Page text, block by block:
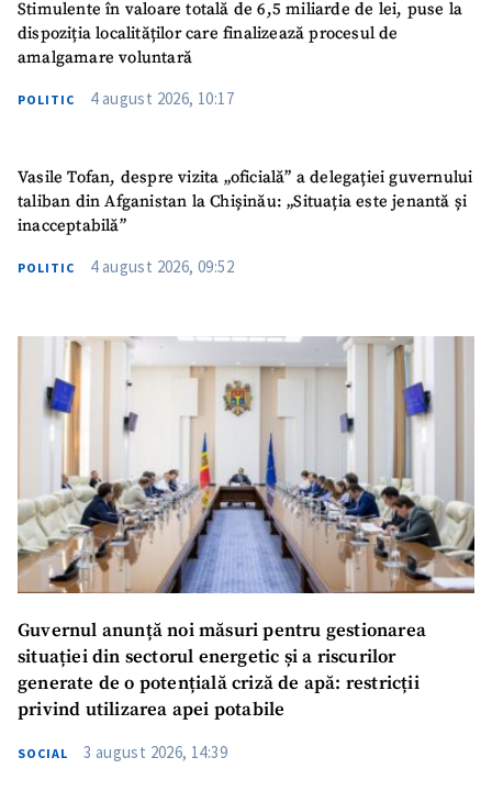
Stimulente în valoare totală de 6,5 miliarde de lei, puse la
dispoziția localităților care finalizează procesul de
amalgamare voluntară
POLITIC 4 august 2026, 10:17
Vasile Tofan, despre vizita „oficială” a delegației guvernului
taliban din Afganistan la Chișinău: „Situația este jenantă și
inacceptabilă”
POLITIC 4 august 2026, 09:52
Guvernul anunță noi măsuri pentru gestionarea
situației din sectorul energetic și a riscurilor
generate de o potențială criză de apă: restricții
privind utilizarea apei potabile
SOCIAL 3 august 2026, 14:39